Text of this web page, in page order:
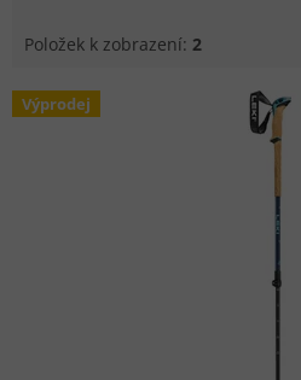
Položek k zobrazení: 2
Výpis produktů
Výprodej